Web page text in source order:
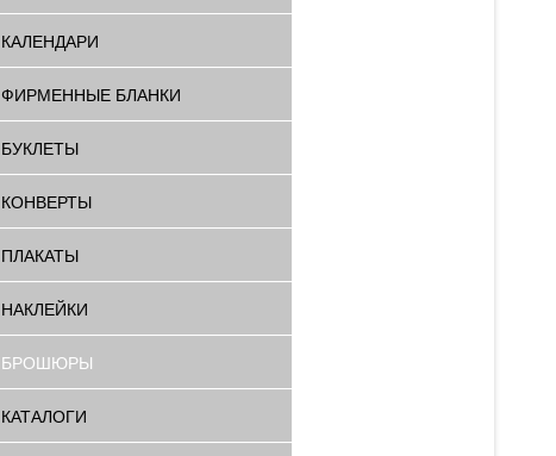
КАЛЕНДАРИ
ФИРМЕННЫЕ БЛАНКИ
БУКЛЕТЫ
КОНВЕРТЫ
ПЛАКАТЫ
НАКЛЕЙКИ
БРОШЮРЫ
КАТАЛОГИ